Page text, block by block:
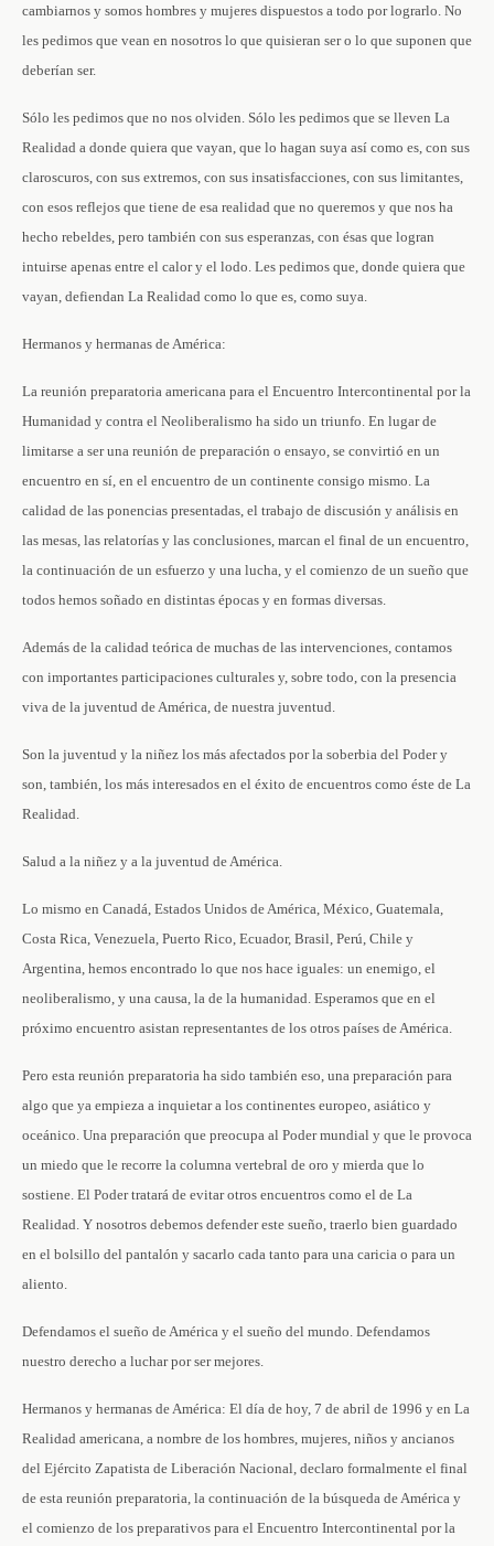
cambiarnos y somos hombres y mujeres dispuestos a todo por lograrlo. No
les pedimos que vean en nosotros lo que quisieran ser o lo que suponen que
deberían ser.
Sólo les pedimos que no nos olviden. Sólo les pedimos que se lleven La
Realidad a donde quiera que vayan, que lo hagan suya así como es, con sus
claroscuros, con sus extremos, con sus insatisfacciones, con sus limitantes,
con esos reflejos que tiene de esa realidad que no queremos y que nos ha
hecho rebeldes, pero también con sus esperanzas, con ésas que logran
intuirse apenas entre el calor y el lodo. Les pedimos que, donde quiera que
vayan, defiendan La Realidad como lo que es, como suya.
Hermanos y hermanas de América:
La reunión preparatoria americana para el Encuentro Intercontinental por la
Humanidad y contra el Neoliberalismo ha sido un triunfo. En lugar de
limitarse a ser una reunión de preparación o ensayo, se convirtió en un
encuentro en sí, en el encuentro de un continente consigo mismo. La
calidad de las ponencias presentadas, el trabajo de discusión y análisis en
las mesas, las relatorías y las conclusiones, marcan el final de un encuentro,
la continuación de un esfuerzo y una lucha, y el comienzo de un sueño que
todos hemos soñado en distintas épocas y en formas diversas.
Además de la calidad teórica de muchas de las intervenciones, contamos
con importantes participaciones culturales y, sobre todo, con la presencia
viva de la juventud de América, de nuestra juventud.
Son la juventud y la niñez los más afectados por la soberbia del Poder y
son, también, los más interesados en el éxito de encuentros como éste de La
Realidad.
Salud a la niñez y a la juventud de América.
Lo mismo en Canadá, Estados Unidos de América, México, Guatemala,
Costa Rica, Venezuela, Puerto Rico, Ecuador, Brasil, Perú, Chile y
Argentina, hemos encontrado lo que nos hace iguales: un enemigo, el
neoliberalismo, y una causa, la de la humanidad. Esperamos que en el
próximo encuentro asistan representantes de los otros países de América.
Pero esta reunión preparatoria ha sido también eso, una preparación para
algo que ya empieza a inquietar a los continentes europeo, asiático y
oceánico. Una preparación que preocupa al Poder mundial y que le provoca
un miedo que le recorre la columna vertebral de oro y mierda que lo
sostiene. El Poder tratará de evitar otros encuentros como el de La
Realidad. Y nosotros debemos defender este sueño, traerlo bien guardado
en el bolsillo del pantalón y sacarlo cada tanto para una caricia o para un
aliento.
Defendamos el sueño de América y el sueño del mundo. Defendamos
nuestro derecho a luchar por ser mejores.
Hermanos y hermanas de América: El día de hoy, 7 de abril de 1996 y en La
Realidad americana, a nombre de los hombres, mujeres, niños y ancianos
del Ejército Zapatista de Liberación Nacional, declaro formalmente el final
de esta reunión preparatoria, la continuación de la búsqueda de América y
el comienzo de los preparativos para el Encuentro Intercontinental por la